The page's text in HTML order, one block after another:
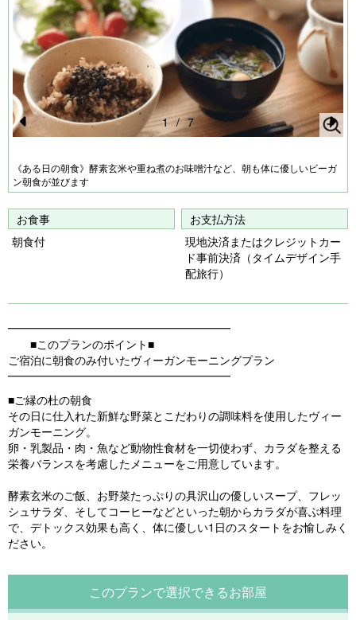
Pr
e
vi
o
u
《ある日の朝食》酵素玄米や重ね煮のお味噌汁など、朝も体に優しいビーガ
ン朝食が並びます
N
e
xt
1 / 7
お食事
朝食付
お支払方法
現地決済またはクレジットカー
ド事前決済（タイムデザイン手
配旅行）
━━━━━━━━━━━━━━━━━━━━
■このプランのポイント■
ご宿泊に朝食のみ付いたヴィーガンモーニングプラン
━━━━━━━━━━━━━━━━━━━━
■ご縁の杜の朝食
その日に仕入れた新鮮な野菜とこだわりの調味料を使用したヴィー
ガンモーニング。
卵・乳製品・肉・魚など動物性食材を一切使わず、カラダを整える
栄養バランスを考慮したメニューをご用意しています。
酵素玄米のご飯、お野菜たっぷりの具沢山の優しいスープ、フレッ
シュサラダ、そしてコーヒーなどといった朝からカラダが喜ぶ料理
で、デトックス効果も高く、体に優しい1日のスタートをお愉しみく
ださい。
このプランで選択できるお部屋